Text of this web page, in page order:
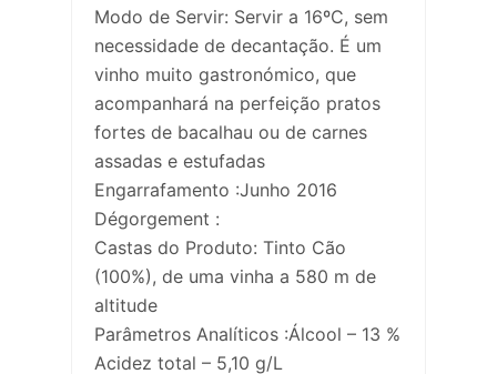
Modo de Servir: Servir a 16ºC, sem
necessidade de decantação. É um
vinho muito gastronómico, que
acompanhará na perfeição pratos
fortes de bacalhau ou de carnes
assadas e estufadas
Engarrafamento :Junho 2016
Dégorgement :
Castas do Produto: Tinto Cão
(100%), de uma vinha a 580 m de
altitude
Parâmetros Analíticos :Álcool – 13 %
Acidez total – 5,10 g/L